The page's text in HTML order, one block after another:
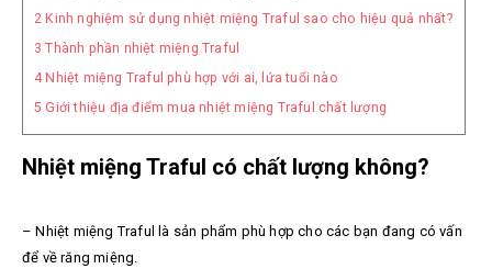
2 Kinh nghiệm sử dụng nhiệt miệng Traful sao cho hiệu quả nhất?
3 Thành phần nhiệt miệng Traful
4Nhiệt miệng Traful phù hợp với ai, lứa tuổi nào
5 Giới thiệu địa điểm mua nhiệt miệng Traful chất lượng
Nhiệt miệng Traful có chất lượng không?
–Nhiệt miệng Traful là sản phẩm phù hợp cho các bạn đang có vấn
để về răng miệng.